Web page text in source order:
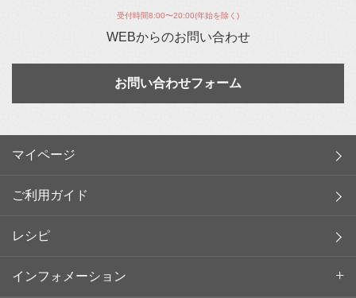
受付時間8:00〜20:00(年始を除く)
WEBからのお問い合わせ
お問い合わせフォーム
マイページ
ご利用ガイド
レシピ
インフォメーション